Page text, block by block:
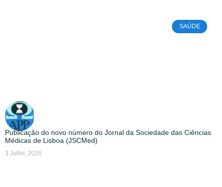
SAÚDE
Publicação do novo número do Jornal da Sociedade das Ciências
Médicas de Lisboa (JSCMed)
3 Julho, 2026